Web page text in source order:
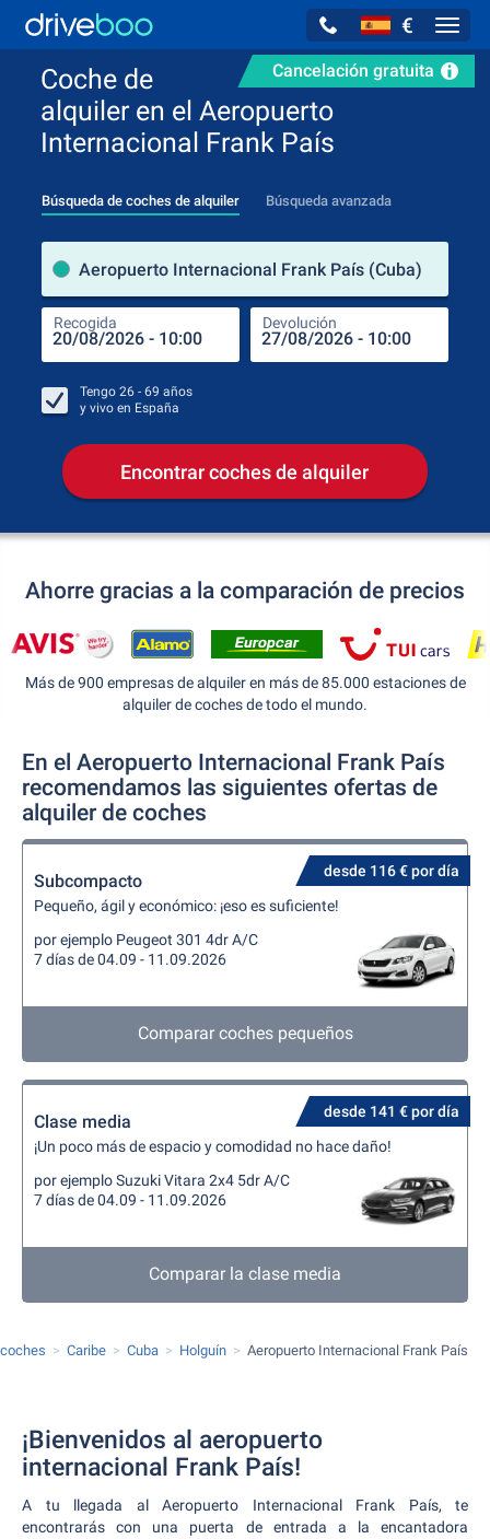
€
Cancelación gratuita
Coche de
alquiler en el Aeropuerto
Internacional Frank País
Búsqueda de coches de alquiler Búsqueda avanzada
Aeropuerto Internacional Frank País (Cuba)
Recogida Devolución
Tengo 26 - 69 años
y vivo en España
Encontrar coches de alquiler
Ahorre gracias a la comparación de precios
Más de 900 empresas de alquiler en más de 85.000 estaciones de
alquiler de coches de todo el mundo.
En el Aeropuerto Internacional Frank País
recomendamos las siguientes ofertas de
alquiler de coches
desde 116 € por día
Subcompacto
Pequeño, ágil y económico: ¡eso es suficiente!
por ejemplo Peugeot 301 4dr A/C
7 días de 04.09 - 11.09.2026
Comparar coches pequeños
desde 141 € por día
Clase media
¡Un poco más de espacio y comodidad no hace daño!
por ejemplo Suzuki Vitara 2x4 5dr A/C
7 días de 04.09 - 11.09.2026
Comparar la clase media
Caribe Cuba Holguín Aeropuerto Internacional Frank País
¡Bienvenidos al aeropuerto
internacional Frank País!
A tu llegada al Aeropuerto Internacional Frank País, te
encontrarás con una puerta de entrada a la encantadora